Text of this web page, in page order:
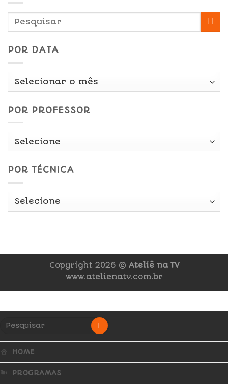
POR DATA
Por
POR PROFESSOR
POR TÉCNICA
Copyright 2026 © Ateliê na TV
www.atelienatv.com.br
HOME
PROGRAMAS